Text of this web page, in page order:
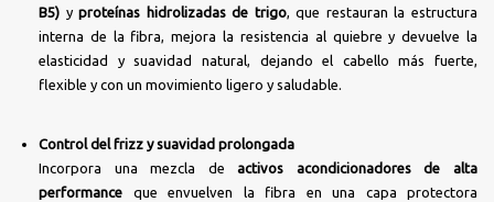
B5) yproteínas hidrolizadas de trigo, que restauran la estructura
interna de la fibra, mejora la resistencia al quiebre y devuelve la
elasticidad y suavidad natural, dejando el cabello más fuerte,
flexible y con un movimiento ligero y saludable.
Control del frizz y suavidad prolongada
Incorpora una mezcla deactivos acondicionadores de alta
performance que envuelven la fibra en una capa protectora